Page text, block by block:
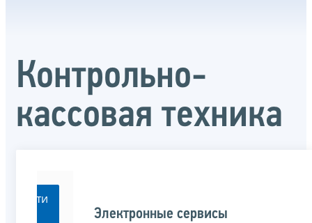
Контрольно-
кассовая техника
Перейти
Электронные сервисы